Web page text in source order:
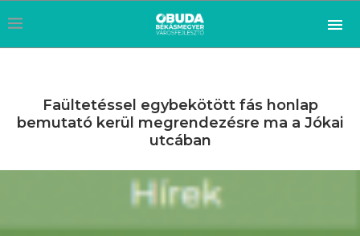
Faültetéssel egybekötött fás honlap
bemutató kerül megrendezésre ma a Jókai
utcában